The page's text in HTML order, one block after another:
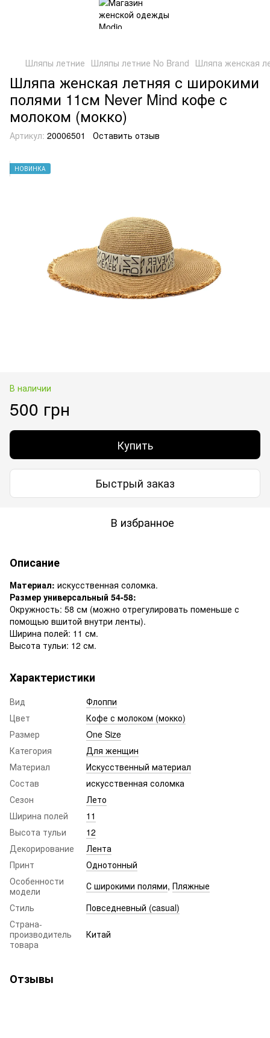
Шляпы летние Шляпы летние No Brand Шляпа женская
Шляпа женская летняя с широкими
полями 11см Never Mind кофе с
молоком (мокко)
Артикул: 20006501 Оставить отзыв
НОВИНКА
В наличии
500 грн
Купить
Быстрый заказ
В избранное
Описание
Материал: искусственная соломка.
Размер универсальный 54-58:
Окружность: 58 см (можно отрегулировать поменьше с
помощью вшитой внутри ленты).
Ширина полей: 11 см.
Высота тульи: 12 см.
Характеристики
Вид
Флоппи
Цвет
Кофе с молоком (мокко)
Размер
One Size
Категория
Для женщин
Материал
Искусственный материал
Состав
искусственная соломка
Сезон
Лето
Ширина полей
11
Высота тульи
12
Декорирование
Лента
Принт
Однотонный
Особенности
модели
С широкими полями, Пляжные
Стиль
Повседневный (casual)
Страна-
производитель
товара
Китай
Отзывы